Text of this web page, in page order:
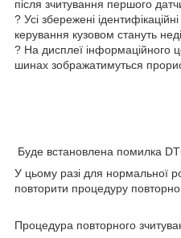
після зчитування першого
? Усі збережені
керування кузовом стануть
? На дисплеї інформаційного
шинах зображатимуться
Буде встановлена помилка
У цьому разі для нормальної
повторити процедуру
Процедура повторного